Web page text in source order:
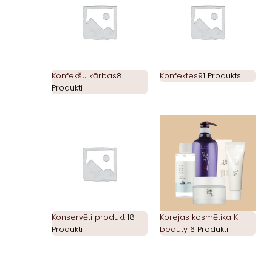
Konfekšu kārbas8
Produkti
Konfektes91 Produkts
Konservēti produkti18
Produkti
Korejas kosmētika K-
beauty16 Produkti